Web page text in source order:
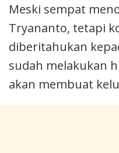
Meski sempat
Tryananto, tetapi
diberitahukan
sudah melakukan
akan membuat